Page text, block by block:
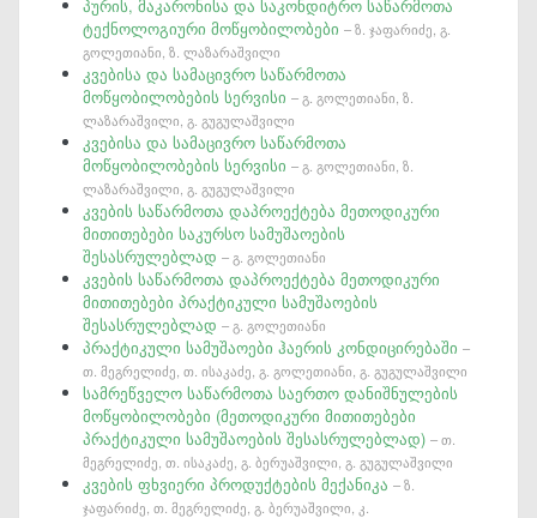
პურის, მაკარონისა და საკონდიტრო საწარმოთა
ტექნოლოგიური მოწყობილობები– ზ. ჯაფარიძე, გ.
გოლეთიანი, ზ. ლაზარაშვილი
კვებისა და სამაცივრო საწარმოთა
მოწყობილობების სერვისი– გ. გოლეთიანი, ზ.
ლაზარაშვილი, გ. გუგულაშვილი
კვებისა და სამაცივრო საწარმოთა
მოწყობილობების სერვისი– გ. გოლეთიანი, ზ.
ლაზარაშვილი, გ. გუგულაშვილი
კვების საწარმოთა დაპროექტება მეთოდიკური
მითითებები საკურსო სამუშაოების
შესასრულებლად– გ. გოლეთიანი
კვების საწარმოთა დაპროექტება მეთოდიკური
მითითებები პრაქტიკული სამუშაოების
შესასრულებლად– გ. გოლეთიანი
პრაქტიკული სამუშაოები ჰაერის კონდიცირებაში–
თ. მეგრელიძე, თ. ისაკაძე, გ. გოლეთიანი, გ. გუგულაშვილი
სამრეწველო საწარმოთა საერთო დანიშნულების
მოწყობილობები (მეთოდიკური მითითებები
პრაქტიკული სამუშაოების შესასრულებლად)– თ.
მეგრელიძე, თ. ისაკაძე, გ. ბერუაშვილი, გ. გუგულაშვილი
კვების ფხვიერი პროდუქტების მექანიკა– ზ.
ჯაფარიძე, თ. მეგრელიძე, გ. ბერუაშვილი, კ.